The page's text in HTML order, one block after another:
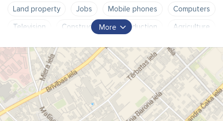
Land property
Jobs Mobile phones
Computers
Television
Construction Production
Agriculture
Strollers
Toys Clothes Jewelry
Dogs
Cats
Dating Where to go
More